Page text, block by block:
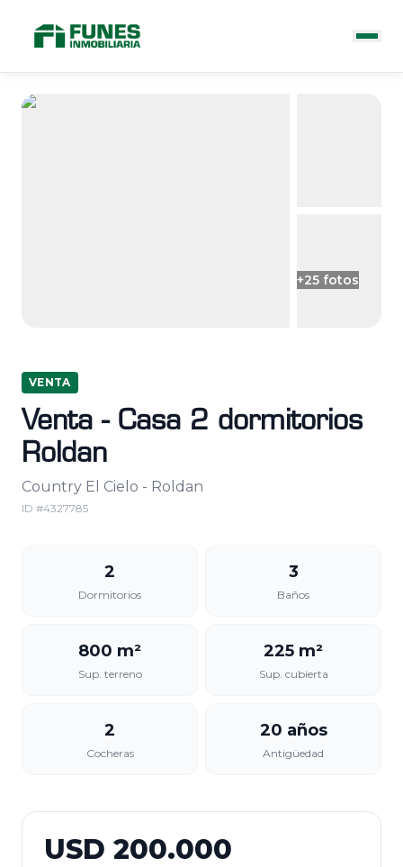
+25 fotos
VENTA
Venta - Casa 2 dormitorios
Roldan
Country El Cielo - Roldan
ID #4327785
2
Dormitorios
3
Baños
800 m²
Sup. terreno
225 m²
Sup. cubierta
2
Cocheras
20 años
Antigüedad
USD 200.000